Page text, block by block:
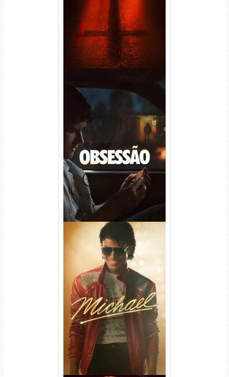
Obsessão Torrent (2026)
WEB-DL 1080p/4K Dual
Áudio
Michael Torrent (2026) WEB-
DL 1080p/4K Dual Áudio